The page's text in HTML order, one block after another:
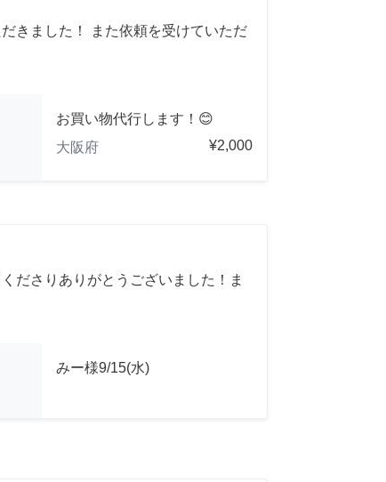
きました！ また依頼を受けていただ
お買い物代行します！😊
大阪府
¥2,000
ださりありがとうございました！ま
みー様9/15(水)